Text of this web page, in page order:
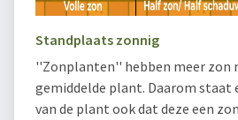
Standplaats zonnig
''Zonplanten'' hebben meer zon
gemiddelde plant. Daarom staat
van de plant ook dat deze een